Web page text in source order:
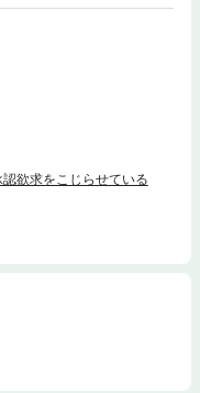
らせている。たまにツンデ
ドル アイドルネーム：IS
反対の境遇。真反対の性
クス！※この単行本は、単
話・第６話＋おまけ
欲求をこじらせている